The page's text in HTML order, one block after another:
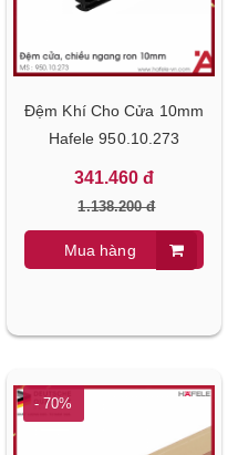
Đệm Khí Cho Cửa 10mm
Hafele 950.10.273
341.460 đ
1.138.200 đ
Mua hàng
- 70%